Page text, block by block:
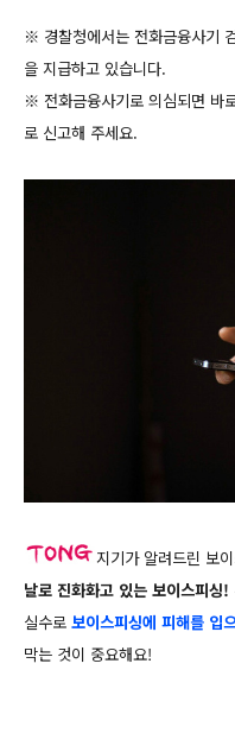
※ 경찰청에서는 전화금융사기
을 지급하고 있습니다.
※ 전화금융사기로 의심되면 바
로 신고해 주세요.
지기가 알려드린 보
날로 진화화고 있는 보이스피싱!
실수로 보이스피싱에 피해를 입
막는 것이 중요해요!